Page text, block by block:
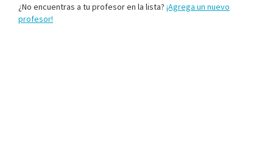
¿No encuentras a tu profesor en la lista? ¡Agrega un nuevo
profesor!